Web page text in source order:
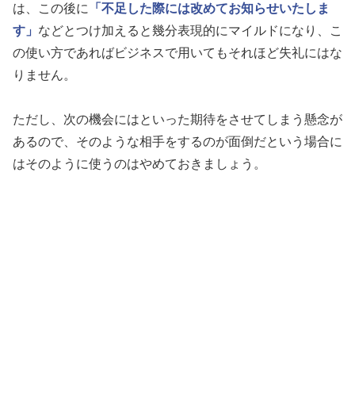
は、この後に
「不足した際には改めてお知らせいたしま
す」 などとつけ加えると幾分表現的にマイルドになり、こ
の使い方であればビジネスで用いてもそれほど失礼にはな
りません。
ただし、次の機会にはといった期待をさせてしまう懸念が
あるので、そのような相手をするのが面倒だという場合に
はそのように使うのはやめておきましょう。